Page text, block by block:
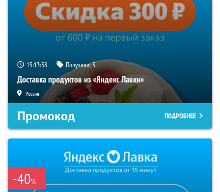
15:13:57 Получили:5
Доставка продуктов из «Яндекс Лавки»
Россия
Промокод ПОДРОБНЕЕ
-40%